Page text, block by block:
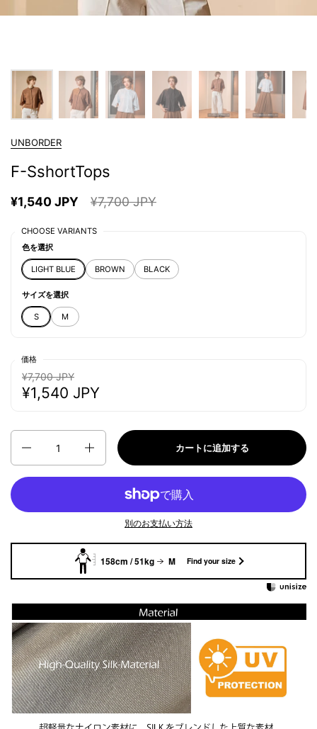
UNBORDER
F-SshortTops
¥1,540 JPY ¥7,700 JPY
CHOOSE VARIANTS
色を選択
LIGHT BLUE BROWN BLACK
サイズを選択
S M
価格
¥1,540 JPY
¥7,700 JPY
数量
カートに追加する
別のお支払い方法
158cm / 51kg M Find your size